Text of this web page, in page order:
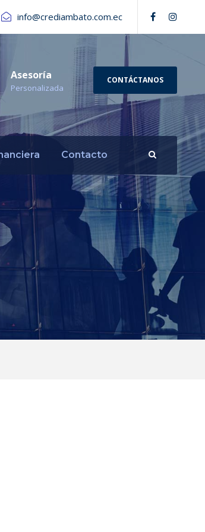
info@crediambato.com.ec
Asesoría
Personalizada
CONTÁCTANOS
Contacto